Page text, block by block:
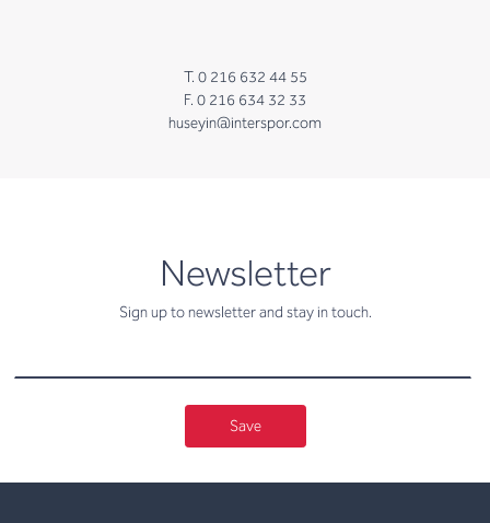
T. 0 216 632 44 55
F. 0 216 634 32 33
huseyin@interspor.com
Newsletter
Sign up to newsletter and stay in touch.
newsletter
Save